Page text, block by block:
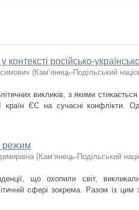
російсько-
(Кам’янець-Подільський
викликів, з якими
країн ЄС на сучасні конфлікти.
режим
(Кам’янець-Подільський
що охопили світ,
сфері зокрема. Разом із цим